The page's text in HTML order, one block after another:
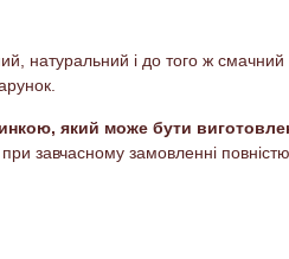
натуральний і до того ж
який може бути
завчасному замовленні